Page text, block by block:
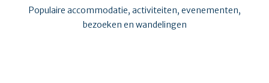
Populaire accommodatie, activiteiten, evenementen,
bezoeken en wandelingen